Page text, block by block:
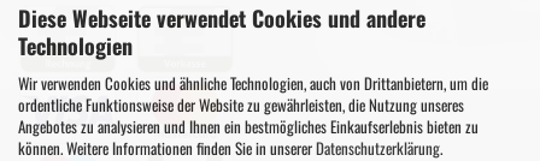
Diese Webseite verwendet Cookies und andere
Technologien
Wir verwenden Cookies und ähnliche Technologien, auch von Drittanbietern, um die
ordentliche Funktionsweise der Website zu gewährleisten, die Nutzung unseres
Angebotes zu analysieren und Ihnen ein bestmögliches Einkaufserlebnis bieten zu
können. Weitere Informationen finden Sie in unsererDatenschutzerklärung.